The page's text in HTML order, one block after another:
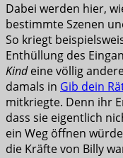
Dabei werden hier,
bestimmte Szenen
So kriegt
Enthüllung des
Kindeine völlig
damals in Gib dein
mitkriegte. Denn ihr
dass sie eigentlich
ein Weg öffnen
die Kräfte von Billy